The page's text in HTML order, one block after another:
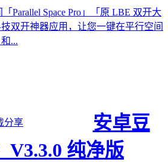
Parallel Space Pro」「原 LBE 双开大
双开神器应用，让您一键在平行空间
...
分享
安卓豆
纯净版